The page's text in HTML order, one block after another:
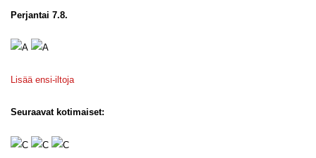
Perjantai 7.8.
Lisää ensi-iltoja
Seuraavat kotimaiset: